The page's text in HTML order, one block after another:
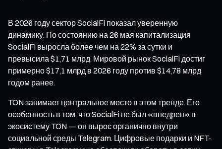
В 2026 году сектор SocialFi показал уверенную
динамику. По состоянию на 26 мая капитализация
SocialFi выросла более чем на 22% за сутки и
превысила $1,71 млрд. Мировой рынок SocialFi достиг
примерно $17,1 млрд в 2026 году против $14,78 млрд
годом ранее.
TON занимает центральное место в этом тренде. Его
особенность в том, что SocialFi не был «внедрен» в
экосистему TON — он вырос органично внутри
социальной среды Telegram. Цифровые подарки и NFT-